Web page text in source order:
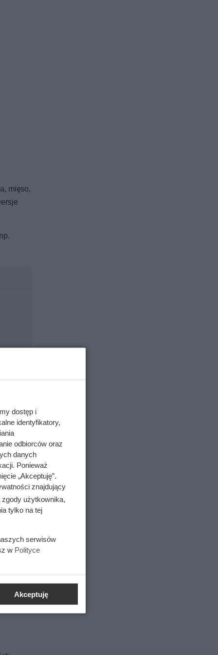
mięso,
dostęp i
identyfikatory,
odbiorców oraz
danych
Ponieważ
„Akceptuję”.
znajdujący
użytkownika,
tylko na tej
serwisów
w Polityce
Akceptuję